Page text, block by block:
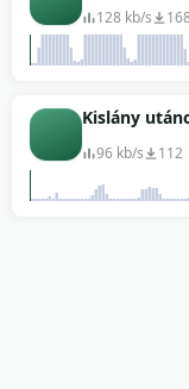
128 kb/s
Kislány
96 kb/s 112